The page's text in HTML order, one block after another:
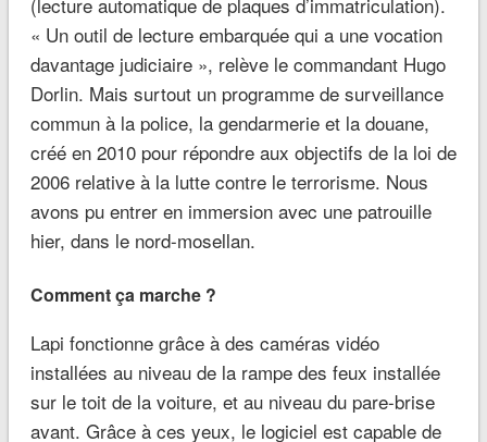
« Un outil de lecture embarquée qui a une vocation
davantage judiciaire », relève le commandant Hugo
Dorlin. Mais surtout un programme de surveillance
commun à la police, la gendarmerie et la douane,
créé en 2010 pour répondre aux objectifs de la loi de
2006 relative à la lutte contre le terrorisme. Nous
avons pu entrer en immersion avec une patrouille
hier, dans le nord-mosellan.
Comment ça marche ?
Lapi fonctionne grâce à des caméras vidéo
installées au niveau de la rampe des feux installée
sur le toit de la voiture, et au niveau du pare-brise
avant. Grâce à ces yeux, le logiciel est capable de